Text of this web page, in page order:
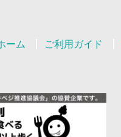
ーム ご利用ガイド